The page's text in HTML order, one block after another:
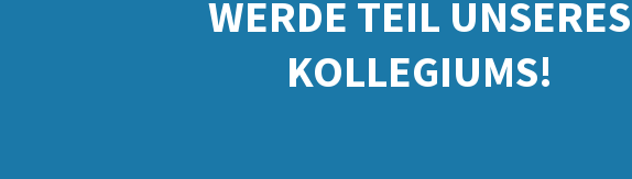
WERDE TEIL UNSERES
KOLLEGIUMS!